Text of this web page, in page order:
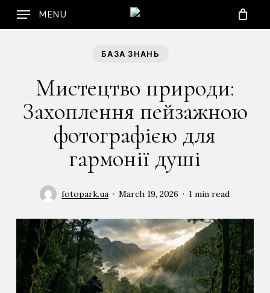
Skip
MENU
Cart Close
БАЗА ЗНАНЬ
Мистецтво природи:
Захоплення пейзажною
фотографією для
гармонії душі
fotopark.ua March 19, 2026 1 min read